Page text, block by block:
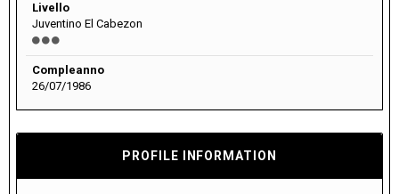
Livello
Juventino El Cabezon
Compleanno
26/07/1986
PROFILE INFORMATION